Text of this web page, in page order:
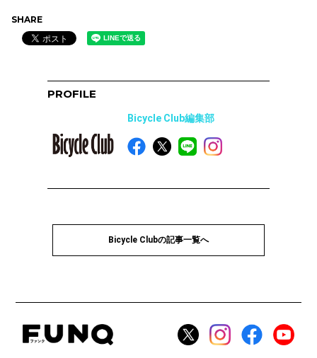
SHARE
PROFILE
Bicycle Club編集部
Bicycle Clubの記事一覧へ